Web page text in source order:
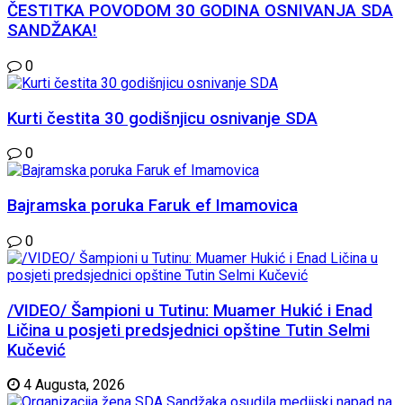
ČESTITKA POVODOM 30 GODINA OSNIVANJA SDA
SANDŽAKA!
0
Kurti čestita 30 godišnjicu osnivanje SDA
0
Bajramska poruka Faruk ef Imamovica
0
/VIDEO/ Šampioni u Tutinu: Muamer Hukić i Enad
Ličina u posjeti predsjednici opštine Tutin Selmi
Kučević
4 Augusta, 2026